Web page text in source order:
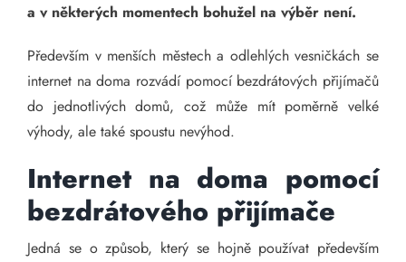
a v některých momentech bohužel na výběr není.
Především v menších městech a odlehlých vesničkách se
internet na doma rozvádí pomocí bezdrátových přijímačů
do jednotlivých domů, což může mít poměrně velké
výhody, ale také spoustu nevýhod.
Internet na doma pomocí
bezdrátového přijímače
Jedná se o způsob, který se hojně používat především